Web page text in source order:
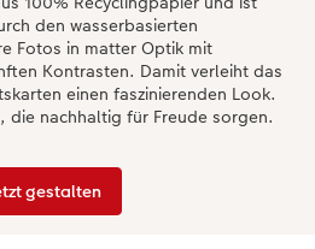
den wasserbasierten
Fotos in matter Optik mit
Kontrasten. Damit verleiht das
einen faszinierenden Look.
die nachhaltig für Freude sorgen.
gestalten